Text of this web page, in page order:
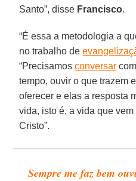
Santo”, disse Francisco.
“É essa a metodologia a
no trabalho de
“Precisamosconversar
tempo, ouvir o que trazem
oferecer e elas a resposta
vida, isto é, a vida que
Cristo”.
Sempre me faz bem